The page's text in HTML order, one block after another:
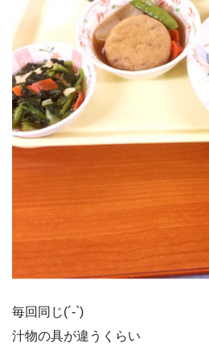
毎回同じ(´-`)
汁物の具が違うくらい